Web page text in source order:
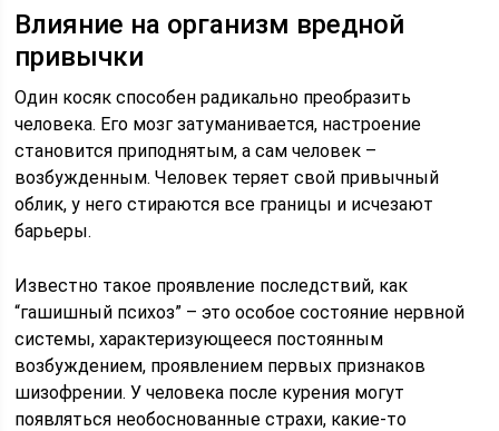
Влияние на организм вредной
привычки
Один косяк способен радикально преобразить
человека. Его мозг затуманивается, настроение
становится приподнятым, а сам человек –
возбужденным. Человек теряет свой привычный
облик, у него стираются все границы и исчезают
барьеры.
Известно такое проявление последствий, как
“гашишный психоз” – это особое состояние нервной
системы, характеризующееся постоянным
возбуждением, проявлением первых признаков
шизофрении. У человека после курения могут
появляться необоснованные страхи, какие-то